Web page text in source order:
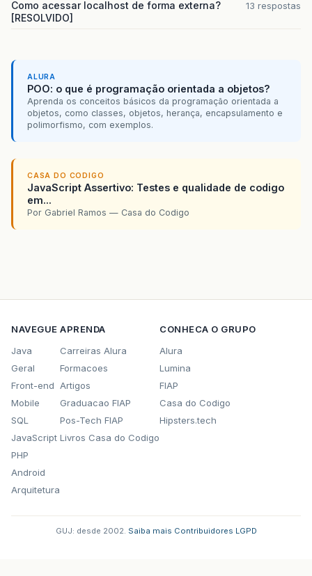
Como acessar localhost de forma externa?
[RESOLVIDO]
13 respostas
ALURA
POO: o que é programação orientada a objetos?
Aprenda os conceitos básicos da programação orientada a
objetos, como classes, objetos, herança, encapsulamento e
polimorfismo, com exemplos.
CASA DO CODIGO
JavaScript Assertivo: Testes e qualidade de codigo
em...
Por Gabriel Ramos — Casa do Codigo
NAVEGUE
Java
Geral
Front-end
Mobile
SQL
JavaScript
PHP
Android
Arquitetura
APRENDA
Carreiras Alura
Formacoes
Artigos
Graduacao FIAP
Pos-Tech FIAP
Livros Casa do Codigo
CONHECA O GRUPO
Alura
Lumina
FIAP
Casa do Codigo
Hipsters.tech
GUJ: desde 2002. Saiba mais Contribuidores LGPD